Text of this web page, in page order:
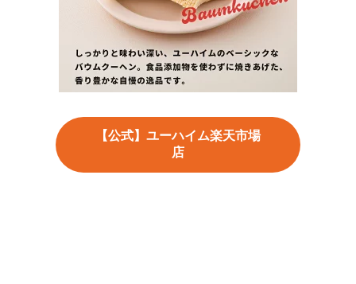
【公式】ユーハイム楽天市場
店